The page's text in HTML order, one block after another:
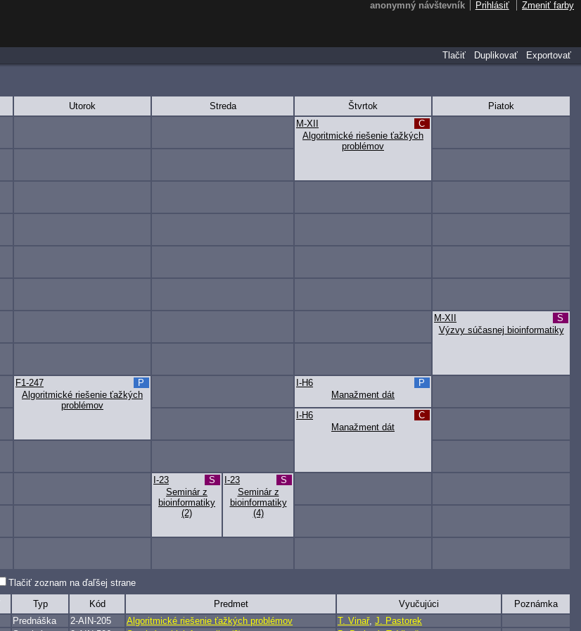
Utorok Streda Štvrtok
Piatok
Algoritmické riešenie ťažkých
problémov
M-XII C
Výzvy súčasnej bioinformatiky
M-XII S
Algoritmické riešenie ťažkých
problémov
F1-247
P
Manažment dát
I-H6 P
Manažment dát
I-H6 C
Seminár z
bioinformatiky
(2)
I-23
S
Seminár z
bioinformatiky
(4)
I-23 S
Tlačiť zoznam na ďaľšej strane
Typ Kód Predmet Vyučujúci
Poznámka
Prednáška 2-AIN-205 Algoritmické riešenie ťažkých problémov T. Vinař, J. Pastorek
Tlačiť
Duplikovať Exportovať
anonymný návštevník Prihlásiť Zmeniť farby